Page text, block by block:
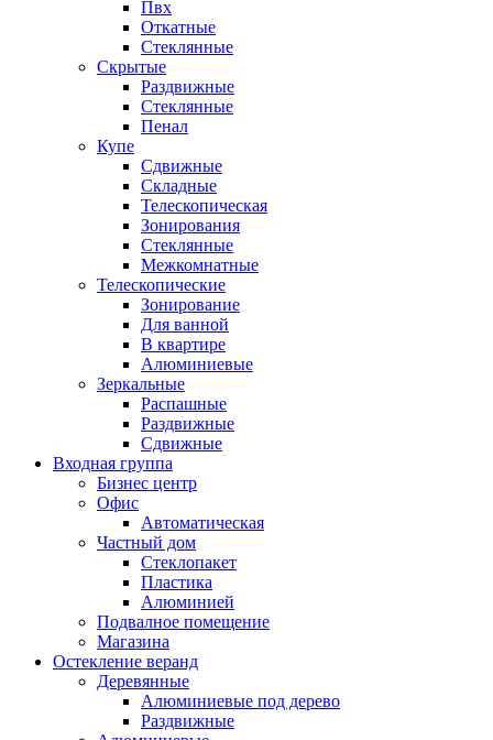
Пвх
Откатные
Стеклянные
Скрытые
Раздвижные
Стеклянные
Пенал
Купе
Сдвижные
Складные
Телескопическая
Зонирования
Стеклянные
Межкомнатные
Телескопические
Зонирование
Для ванной
В квартире
Алюминиевые
Зеркальные
Распашные
Раздвижные
Сдвижные
Входная группа
Бизнес центр
Офис
Автоматическая
Частный дом
Стеклопакет
Пластика
Алюминией
Подвалное помещение
Магазина
Остекление веранд
Деревянные
Алюминиевые под дерево
Раздвижные